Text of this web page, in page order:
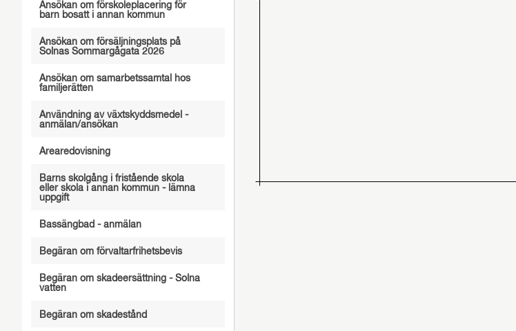
Ansökan om förskoleplacering för
barn bosatt i annan kommun
Ansökan om försäljningsplats på
Solnas Sommargågata 2026
Ansökan om samarbetssamtal hos
familjerätten
Användning av växtskyddsmedel -
anmälan/ansökan
Arearedovisning
Barns skolgång i fristående skola
eller skola i annan kommun - lämna
uppgift
Bassängbad - anmälan
Begäran om förvaltarfrihetsbevis
Begäran om skadeersättning - Solna
vatten
Begäran om skadestånd